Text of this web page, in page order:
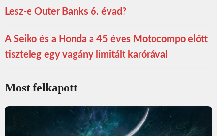
Lesz-e Outer Banks 6. évad?
A Seiko és a Honda a 45 éves Motocompo előtt
tiszteleg egy vagány limitált karórával
Most felkapott